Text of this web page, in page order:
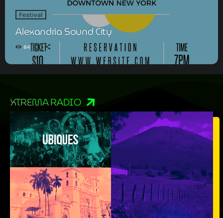
Festival
Alexandria Sound City
84
XTREMA RADIO